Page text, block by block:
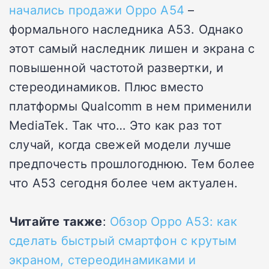
начались продажи Oppo A54 –
формального наследника A53. Однако
этот самый наследник лишен и экрана с
повышенной частотой развертки, и
стереодинамиков. Плюс вместо
платформы Qualcomm в нем применили
MediaTek. Так что… Это как раз тот
случай, когда свежей модели лучше
предпочесть прошлогоднюю. Тем более
что A53 сегодня более чем актуален.
Читайте также: Обзор Oppo A53: как
сделать быстрый смартфон с крутым
экраном, стереодинамиками и